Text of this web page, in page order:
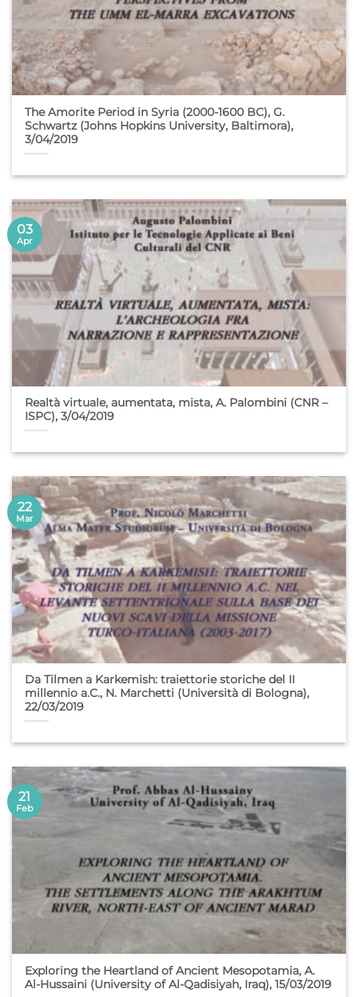
The Amorite Period in Syria (2000-1600 BC), G.
Schwartz (Johns Hopkins University, Baltimora),
3/04/2019
Realtà virtuale, aumentata, mista, A. Palombini (CNR –
ISPC), 3/04/2019
03
Apr
Da Tilmen a Karkemish: traiettorie storiche del II
millennio a.C., N. Marchetti (Università di Bologna),
22/03/2019
22
Mar
Exploring the Heartland of Ancient Mesopotamia, A.
Al-Hussaini (University of Al-Qadisiyah, Iraq), 15/03/2019
21
Feb